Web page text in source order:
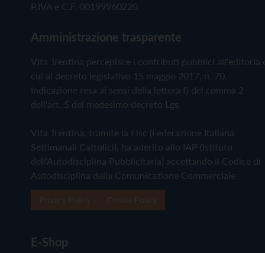
P.IVA e C.F. 00199960220
Amministrazione trasparente
Vita Trentina percepisce i contributi pubblici all'editoria
cui al decreto legislativo 15 maggio 2017, n. 70.
Indicazione resa ai sensi della lettera f) del comma 2
dell'art. 5 del medesimo decreto Lgs.
Vita Trentina, tramite la Fisc (Federazione Italiana
Settimanali Cattolici), ha aderito allo IAP (Istituto
dell'Autodisciplina Pubblicitaria) accettando il Codice di
Autodisciplina della Comunicazione Commerciale
E-Shop